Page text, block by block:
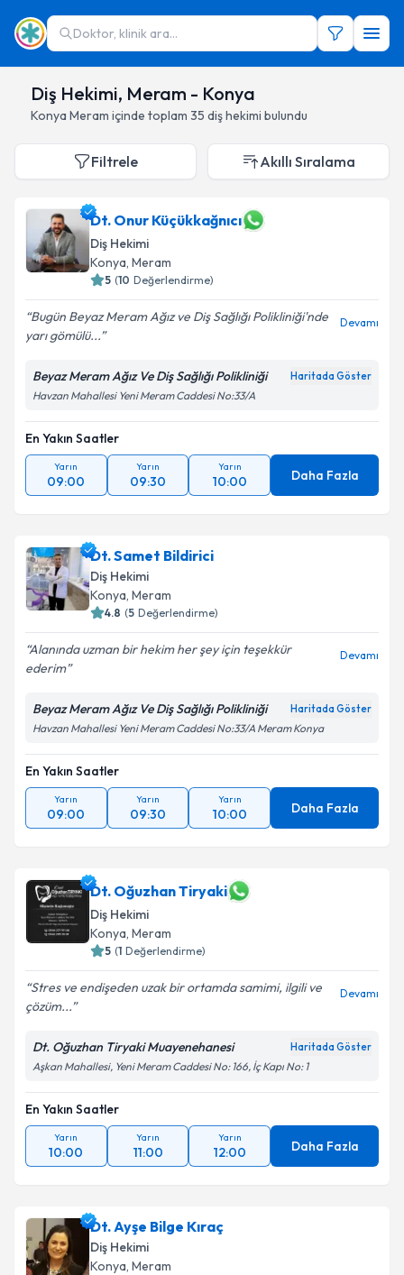
Doktor, klinik ara...
Diş Hekimi, Meram - Konya
Konya Meram içinde toplam 35 diş hekimi bulundu
Filtrele Akıllı Sıralama
Dt. Onur Küçükkağnıcı
Diş Hekimi
Konya, Meram
5 (10 Değerlendirme)
Bugün Beyaz Meram Ağız ve Diş Sağlığı Polikliniği'nde
yarı gömülü...
Devamı
Beyaz Meram Ağız Ve Diş Sağlığı Polikliniği Haritada Göster
Havzan Mahallesi Yeni Meram Caddesi No:33/A
En Yakın Saatler
Yarın
09:00
Yarın
09:30
Yarın
10:00 Daha Fazla
Dt. Samet Bildirici
Diş Hekimi
Konya, Meram
4.8 (5 Değerlendirme)
Alanında uzman bir hekim her şey için teşekkür
ederim
Devamı
Beyaz Meram Ağız Ve Diş Sağlığı Polikliniği Haritada Göster
Havzan Mahallesi Yeni Meram Caddesi No:33/A Meram Konya
En Yakın Saatler
Yarın
09:00
Yarın
09:30
Yarın
10:00 Daha Fazla
Dt. Oğuzhan Tiryaki
Diş Hekimi
Konya, Meram
5 (1 Değerlendirme)
Stres ve endişeden uzak bir ortamda samimi, ilgili ve
çözüm...
Devamı
Dt. Oğuzhan Tiryaki Muayenehanesi Haritada Göster
Aşkan Mahallesi, Yeni Meram Caddesi No: 166, İç Kapı No: 1
En Yakın Saatler
Yarın
10:00
Yarın
11:00
Yarın
12:00 Daha Fazla
Dt. Ayşe Bilge Kıraç
Diş Hekimi
Konya, Meram